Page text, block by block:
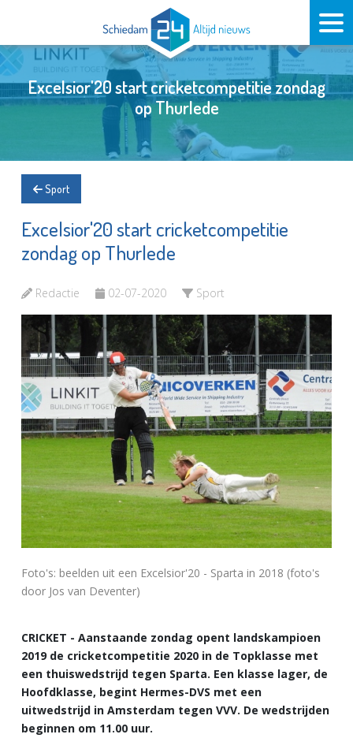
Excelsior'20 start cricketcompetitie zondag
op Thurlede
Sport
Excelsior'20 start cricketcompetitie
zondag op Thurlede
Redactie 02-07-2020 Sport
Foto's: beelden uit een Excelsior'20 - Sparta in 2018 (foto's
door Jos van Deventer)
CRICKET - Aanstaande zondag opent landskampioen
2019 de cricketcompetitie 2020 in de Topklasse met
een thuiswedstrijd tegen Sparta. Een klasse lager, de
Hoofdklasse, begint Hermes-DVS met een
uitwedstrijd in Amsterdam tegen VVV. De wedstrijden
beginnen om 11.00 uur.